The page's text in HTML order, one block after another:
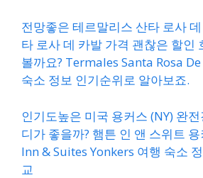
전망좋은 테르말리스 산타 로사
타 로사 데 카발 가격 괜찮은 할인
볼까요? Termales Santa Rosa
숙소 정보 인기순위로 알아보죠.
인기도높은 미국 용커스 (NY) 완
디가 좋을까? 햄튼 인 앤 스위트
Inn & Suites Yonkers 여행 숙소
교